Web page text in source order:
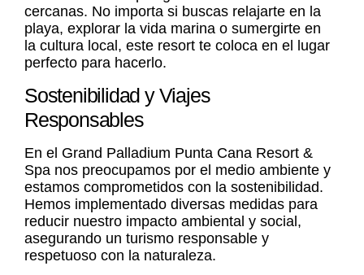
cercanas. No importa si buscas relajarte en la
playa, explorar la vida marina o sumergirte en
la cultura local, este resort te coloca en el lugar
perfecto para hacerlo.
Sostenibilidad y Viajes
Responsables
En el Grand Palladium Punta Cana Resort &
Spa nos preocupamos por el medio ambiente y
estamos comprometidos con la sostenibilidad.
Hemos implementado diversas medidas para
reducir nuestro impacto ambiental y social,
asegurando un turismo responsable y
respetuoso con la naturaleza.